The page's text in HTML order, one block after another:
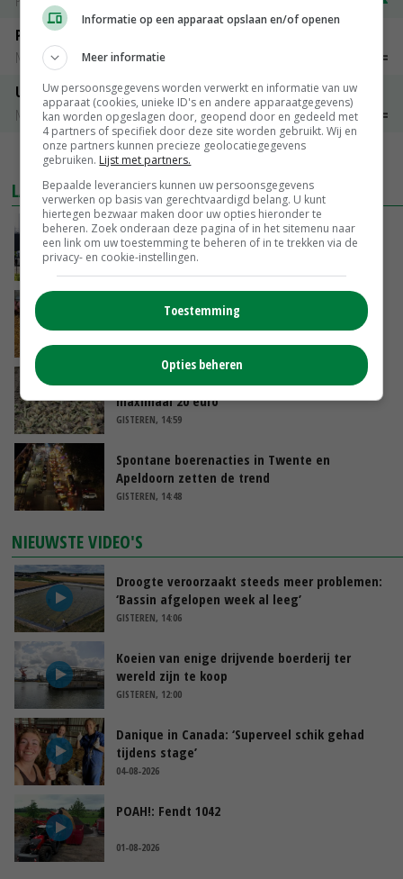
Peen
Noteringen
Uien Middenmeer Geel 30-60% grof
Noteringen
€ 0,00~ € 0,00
MEER MARKTPRIJZEN
LAATSTE NIEUWS
Gemiddelde Europese melkprijs daalt licht in
juni
GISTEREN, 17:04
Frans onderzoekcentrum bestrijkt hele
GISTEREN, 15:29
Emmeloord noteert eerste zaaiuien op
maximaal 20 euro
GISTEREN, 14:59
Spontane boerenacties in Twente en
Apeldoorn zetten de trend
GISTEREN, 14:48
NIEUWSTE VIDEO'S
Droogte veroorzaakt steeds meer problemen:
‘Bassin afgelopen week al leeg’
GISTEREN, 14:06
Koeien van enige drijvende boerderij ter
wereld zijn te koop
GISTEREN, 12:00
Danique in Canada: ‘Superveel schik gehad
tijdens stage’
04-08-2026
POAH!: Fendt 1042
01-08-2026
Informatie op een apparaat opslaan en/of openen
Meer informatie
Uw persoonsgegevens worden verwerkt en informatie van uw
apparaat (cookies, unieke ID's en andere apparaatgegevens)
kan worden opgeslagen door, geopend door en gedeeld met
4 partners of specifiek door deze site worden gebruikt. Wij en
onze partners kunnen precieze geolocatiegegevens
gebruiken. Lijst met partners.
Bepaalde leveranciers kunnen uw persoonsgegevens
verwerken op basis van gerechtvaardigd belang. U kunt
hiertegen bezwaar maken door uw opties hieronder te
beheren. Zoek onderaan deze pagina of in het sitemenu naar
een link om uw toestemming te beheren of in te trekken via de
privacy- en cookie-instellingen.
Toestemming
Opties beheren